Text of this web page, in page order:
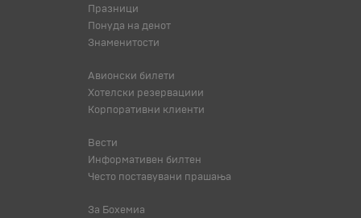
Празници
Понуда на денот
Знаменитости
Авионски билети
Хотелски резервациии
Корпоративни клиенти
Вести
Информативен билтен
Често поставувани прашања
За Бохемиа